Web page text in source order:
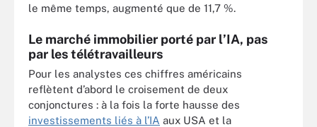
le même temps, augmenté que de 11,7 %.
Le marché immobilier porté par l’IA, pas
par les télétravailleurs
Pour les analystes ces chiffres américains
reflètent d’abord le croisement de deux
conjonctures : à la fois la forte hausse des
investissements liés à l’IA aux USA et la